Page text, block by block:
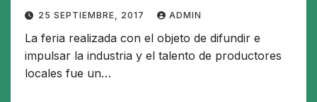
25 SEPTIEMBRE, 2017 ADMIN
La feria realizada con el objeto de difundir e
impulsar la industria y el talento de productores
locales fue un…